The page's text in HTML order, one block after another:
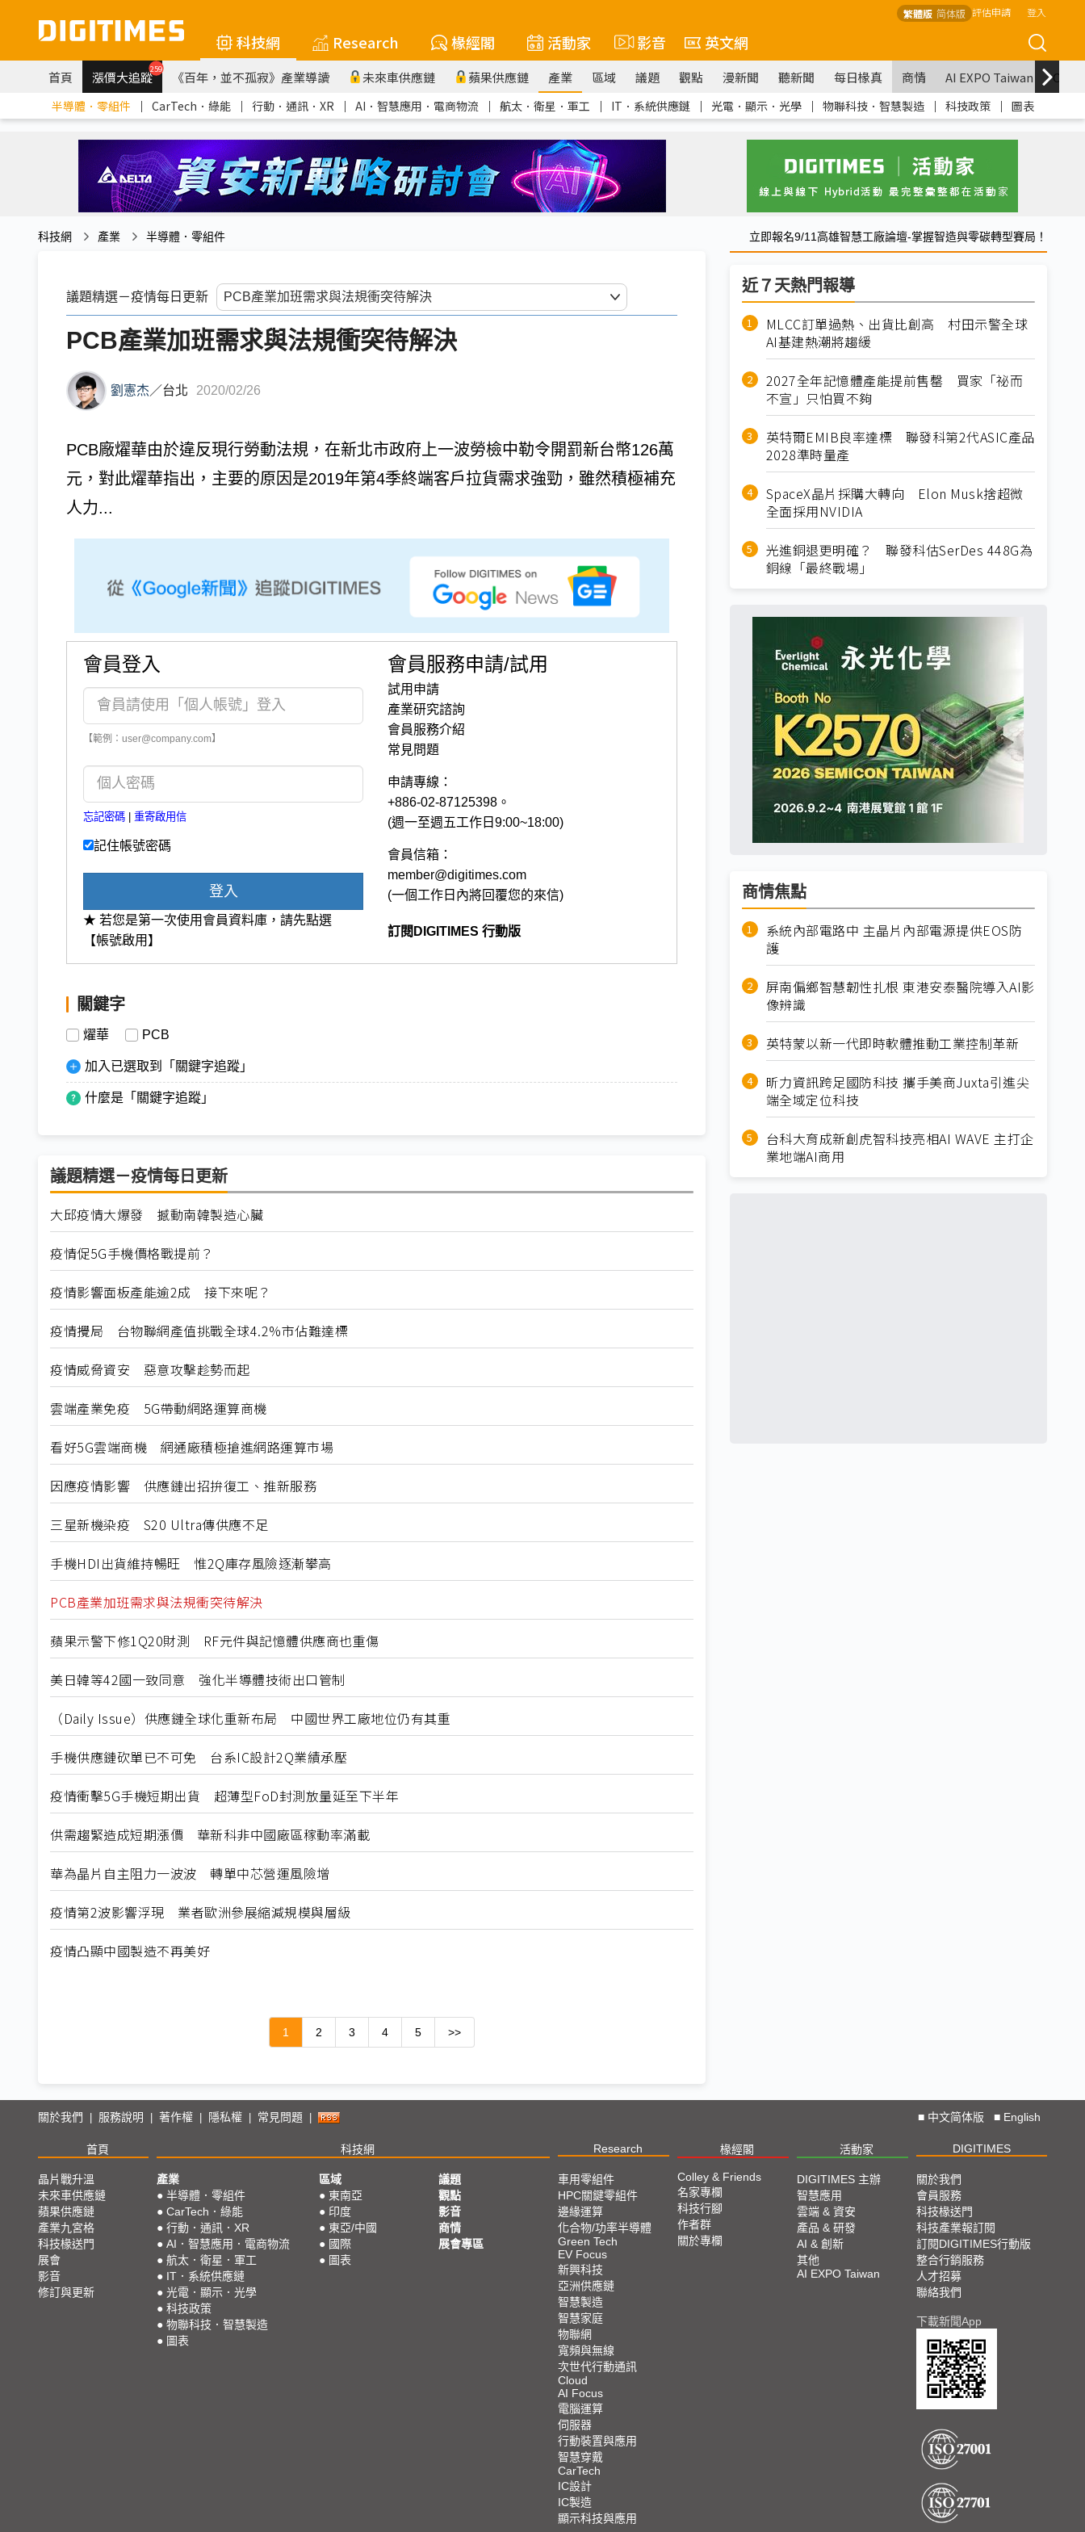
繁體版 简体版 評估申請 登入
科技網 Research 椽經閣 活動家 影音 英文網
首頁 漲價大追蹤259 《百年，並不孤寂》產業導讀 未來車供應鏈 蘋果供應鏈 產業 區域 議題 觀點 漫新聞 聽新聞 每日椽真 商情 AI EXPO Taiwan
半導體．零組件 ｜ CarTech．綠能 ｜ 行動．通訊．XR ｜ AI．智慧應用．電商物流 ｜ 航太．衛星．軍工 ｜ IT．系統供應鏈 ｜ 光電．顯示．光學 ｜ 物聯科技．智慧製造 ｜ 科技政策 ｜ 圖表
科技網 產業 半導體．零組件 立即報名9/11高雄智慧工廠論壇-掌握智造與零碳轉型賽局！
議題精選－疫情每日更新
PCB產業加班需求與法規衝突待解決
劉憲杰 ／台北 2020/02/26
PCB廠燿華由於違反現行勞動法規，在新北市政府上一波勞檢中勒令開罰新台幣126萬
元，對此燿華指出，主要的原因是2019年第4季終端客戶拉貨需求強勁，雖然積極補充
人力...
會員登入
【範例：user@company.com】
忘記密碼 重寄啟用信
記住帳號密碼
登入
★ 若您是第一次使用會員資料庫，請先點選
【帳號啟用】
會員服務申請/試用
試用申請
產業研究諮詢
會員服務介紹
常見問題
申請專線：
+886-02-87125398。
(週一至週五工作日9:00~18:00)
會員信箱：
member@digitimes.com
(一個工作日內將回覆您的來信)
訂閱DIGITIMES 行動版
關鍵字
燿華 PCB
加入已選取到「關鍵字追蹤」
什麼是「關鍵字追蹤」
議題精選－疫情每日更新
大邱疫情大爆發 撼動南韓製造心臟
疫情促5G手機價格戰提前？
疫情影響面板產能逾2成 接下來呢？
疫情攪局 台物聯網產值挑戰全球4.2%市佔難達標
疫情威脅資安 惡意攻擊趁勢而起
雲端產業免疫 5G帶動網路運算商機
看好5G雲端商機 網通廠積極搶進網路運算市場
因應疫情影響 供應鏈出招拚復工、推新服務
三星新機染疫 S20 Ultra傳供應不足
手機HDI出貨維持暢旺 惟2Q庫存風險逐漸攀高
PCB產業加班需求與法規衝突待解決
蘋果示警下修1Q20財測 RF元件與記憶體供應商也重傷
美日韓等42國一致同意 強化半導體技術出口管制
（Daily Issue）供應鏈全球化重新布局 中國世界工廠地位仍有其重
手機供應鏈砍單已不可免 台系IC設計2Q業績承壓
疫情衝擊5G手機短期出貨 超薄型FoD封測放量延至下半年
供需趨緊造成短期漲價 華新科非中國廠區稼動率滿載
華為晶片自主阻力一波波 轉單中芯營運風險增
疫情第2波影響浮現 業者歐洲參展縮減規模與層級
疫情凸顯中國製造不再美好
1 2 3 4 5 >>
近７天熱門報導
MLCC訂單過熱、出貨比創高 村田示警全球
AI基建熱潮將趨緩
2027全年記憶體產能提前售罄 買家「祕而
不宣」只怕買不夠
英特爾EMIB良率達標 聯發科第2代ASIC產品
2028準時量產
SpaceX晶片採購大轉向 Elon Musk捨超微
全面採用NVIDIA
光進銅退更明確？ 聯發科估SerDes 448G為
銅線「最終戰場」
商情焦點
系統內部電路中 主晶片內部電源提供EOS防
護
屏南偏鄉智慧韌性扎根 東港安泰醫院導入AI影
像辨識
英特蒙以新一代即時軟體推動工業控制革新
昕力資訊跨足國防科技 攜手美商Juxta引進尖
端全域定位科技
台科大育成新創虎智科技亮相AI WAVE 主打企
業地端AI商用
關於我們 服務說明 著作權 隱私權 常見問題 ■ 中文简体版 ■ English
首頁 科技網 Research 椽經閣 活動家 DIGITIMES
晶片戰升溫
未來車供應鏈
蘋果供應鏈
產業九宮格
科技椽送門
展會
影音
修訂與更新
產業
● 半導體．零組件
● CarTech．綠能
● 行動．通訊．XR
● AI．智慧應用．電商物流
● 航太．衛星．軍工
● IT．系統供應鏈
● 光電．顯示．光學
● 科技政策
● 物聯科技．智慧製造
● 圖表
區域
● 東南亞
● 印度
● 東亞/中國
● 國際
● 圖表
議題
觀點
影音
商情
展會專區
車用零組件
HPC關鍵零組件
邊緣運算
化合物/功率半導體
Green Tech
EV Focus
新興科技
亞洲供應鏈
智慧製造
智慧家庭
物聯網
寬頻與無線
次世代行動通訊
Cloud
AI Focus
電腦運算
伺服器
行動裝置與應用
智慧穿戴
CarTech
IC設計
IC製造
顯示科技與應用
Colley & Friends
名家專欄
科技行腳
作者群
關於專欄
DIGITIMES 主辦
智慧應用
雲端 & 資安
產品 & 研發
AI & 創新
其他
AI EXPO Taiwan
關於我們
會員服務
科技椽送門
科技產業報訂閱
訂閱DIGITIMES行動版
整合行銷服務
人才招募
聯絡我們
下載新聞App